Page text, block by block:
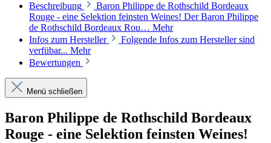
Beschreibung
Baron Philippe de Rothschild Bordeaux
Rouge - eine Selektion feinsten Weines! Der Baron Philippe
de Rothschild Bordeaux Rou… Mehr
Infos zum Hersteller
Folgende Infos zum Hersteller sind
verfübar... Mehr
Bewertungen
Menü schließen
Baron Philippe de Rothschild Bordeaux
Rouge - eine Selektion feinsten Weines!